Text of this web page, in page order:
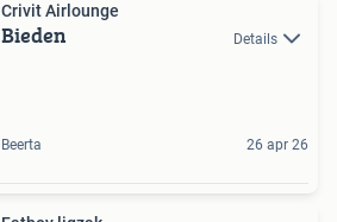
Crivit Airlounge
Bieden Details
Beerta 26 apr 26